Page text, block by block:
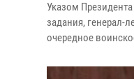
Указом
задания, генерал-
очередное